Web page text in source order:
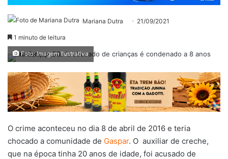
Mariana Dutra 21/09/2021
1 minuto de leitura
Foto: Imagem Ilustrativa
O crime aconteceu no dia 8 de abril de 2016 e teria
chocado a comunidade de Gaspar. O auxiliar de creche,
que na época tinha 20 anos de idade, foi acusado de